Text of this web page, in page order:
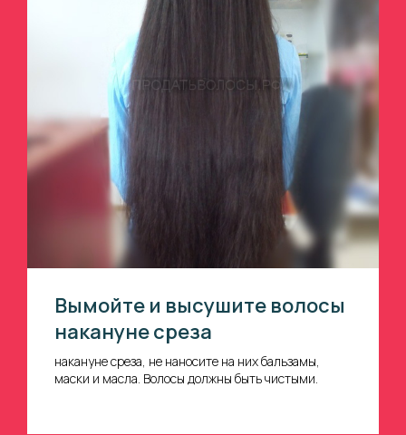
Вымойте и высушите волосы
накануне среза
накануне среза, не наносите на них бальзамы,
маски и масла. Волосы должны быть чистыми.